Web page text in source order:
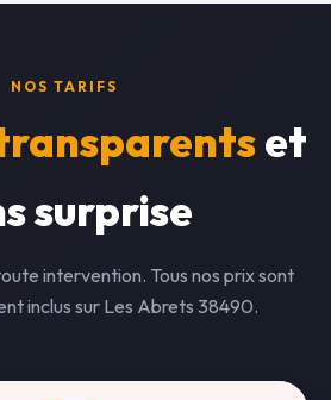
NOS TARIFS
et
surprise
intervention. Tous nos prix sont
inclus sur Les Abrets 38490.